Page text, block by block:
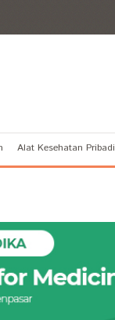
Alat Kesehatan Pribadi